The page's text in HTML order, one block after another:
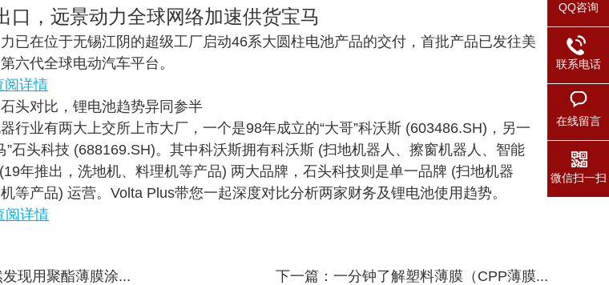
口，远景动力全球网络加速供货宝马
已在位于无锡江阴的超级工厂启动46系大圆柱电池产品的交付，首批产品已发往美
六代全球电动汽车平台。
阅详情
头对比，锂电池趋势异同参半
行业有两大上交所上市大厂，一个是98年成立的“大哥”科沃斯 (603486.SH)，另一
”石头科技 (688169.SH)。其中科沃斯拥有科沃斯 (扫地机器人、擦窗机器人、智能
年推出，洗地机、料理机等产品) 两大品牌，石头科技则是单一品牌 (扫地机器
等产品) 运营。Volta Plus带您一起深度对比分析两家财务及锂电池使用趋势。
阅详情
现用聚酯薄膜涂... 下一篇： 一分钟了解塑料薄膜（CPP薄膜...
QQ咨询
联系电话
在线留言
微信扫一扫